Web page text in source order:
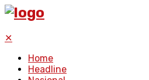
✕
Home
Headline